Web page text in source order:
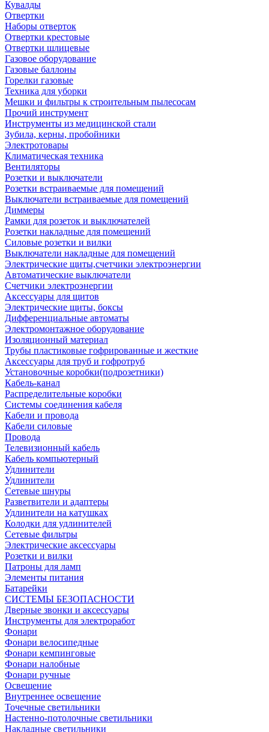
Кувалды
Отвертки
Наборы отверток
Отвертки крестовые
Отвертки шлицевые
Газовое оборудование
Газовые баллоны
Горелки газовые
Техника для уборки
Мешки и фильтры к строительным пылесосам
Прочий инструмент
Инструменты из медицинской стали
Зубила, керны, пробойники
Электротовары
Климатическая техника
Вентиляторы
Розетки и выключатели
Розетки встраиваемые для помещений
Выключатели встраиваемые для помещений
Диммеры
Рамки для розеток и выключателей
Розетки накладные для помещений
Силовые розетки и вилки
Выключатели накладные для помещений
Электрические щиты,счетчики электроэнергии
Автоматические выключатели
Счетчики электроэнергии
Аксессуары для щитов
Электрические щиты, боксы
Дифференциальные автоматы
Электромонтажное оборудование
Изоляционный материал
Трубы пластиковые гофрированные и жесткие
Аксессуары для труб и гофротруб
Установочные коробки(подрозетники)
Кабель-канал
Распределительные коробки
Системы соединения кабеля
Кабели и провода
Кабели силовые
Провода
Телевизионный кабель
Кабель компьютерный
Удлинители
Удлинители
Сетевые шнуры
Разветвители и адаптеры
Удлинители на катушках
Колодки для удлинителей
Сетевые фильтры
Электрические аксессуары
Розетки и вилки
Патроны для ламп
Элементы питания
Батарейки
СИСТЕМЫ БЕЗОПАСНОСТИ
Дверные звонки и аксессуары
Инструменты для электроработ
Фонари
Фонари велосипедные
Фонари кемпинговые
Фонари налобные
Фонари ручные
Освещение
Внутреннее освещение
Точечные светильники
Настенно-потолочные светильники
Накладные светильники